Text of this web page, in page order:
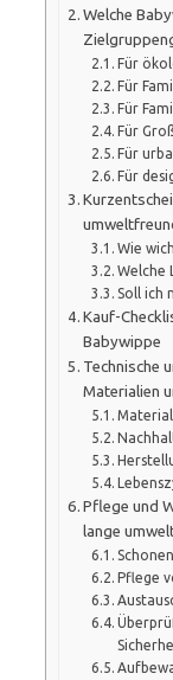
Welche
Für
Für
Für
Für
Für
Für
Wie
Welche
Soll ich
Kauf-
Babywippe
Technische
Materialien
Pflege und
lange
Pflege